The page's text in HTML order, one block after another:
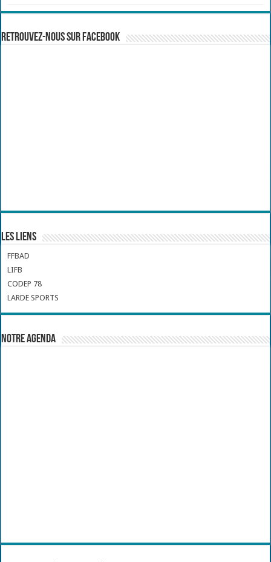
Retrouvez-nous sur Facebook
Les liens
FFBAD
LIFB
CODEP 78
LARDE SPORTS
Notre Agenda